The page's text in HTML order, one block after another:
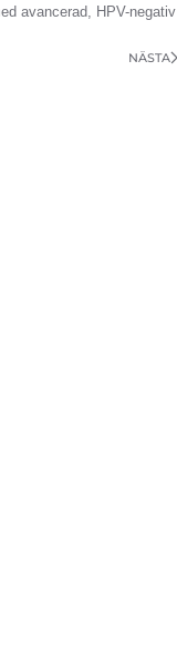
avancerad, HPV-negativ
NÄSTA